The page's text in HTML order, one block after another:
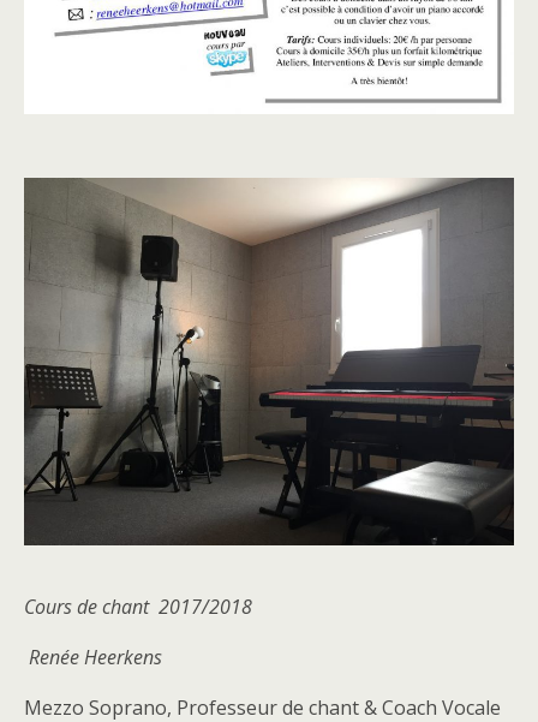
Cours de chant 2017/2018
Renée Heerkens
Mezzo Soprano, Professeur de chant & Coach Vocale